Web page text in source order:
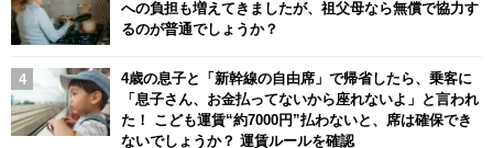
への負担も増えてきましたが、祖父母なら無償で協力す
るのが普通でしょうか？
4歳の息子と「新幹線の自由席」で帰省したら、乗客に
「息子さん、お金払ってないから座れないよ」と言われ
た！ こども運賃“約7000円”払わないと、席は確保でき
ないでしょうか？ 運賃ルールを確認